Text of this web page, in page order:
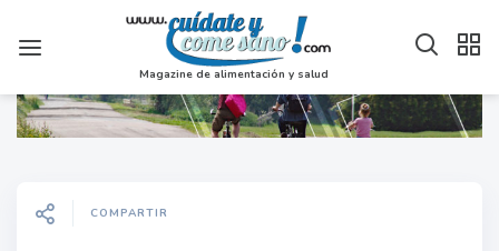
Magazine de alimentación y salud
COMPARTIR